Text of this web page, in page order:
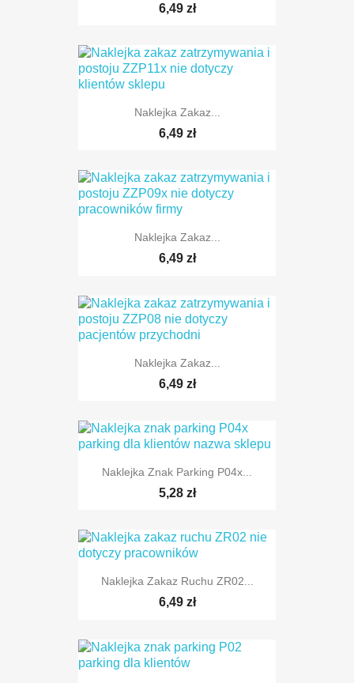
6,49 zł
Naklejka Zakaz...
6,49 zł
Naklejka Zakaz...
6,49 zł
Naklejka Zakaz...
6,49 zł
TYLKO ONLINE
Naklejka Znak Parking P04x...
5,28 zł
TYLKO ONLINE
Naklejka Zakaz Ruchu ZR02...
6,49 zł